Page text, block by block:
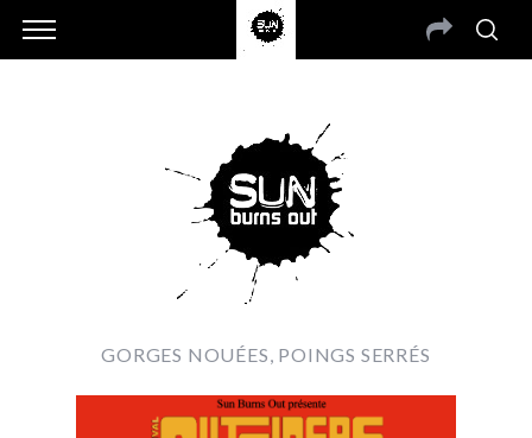
GORGES NOUÉES, POINGS SERRÉS